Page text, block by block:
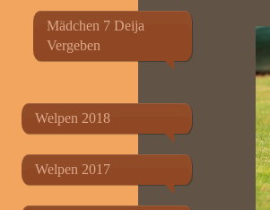
Mädchen 7 Deija
Vergeben
Welpen 2018
Welpen 2017